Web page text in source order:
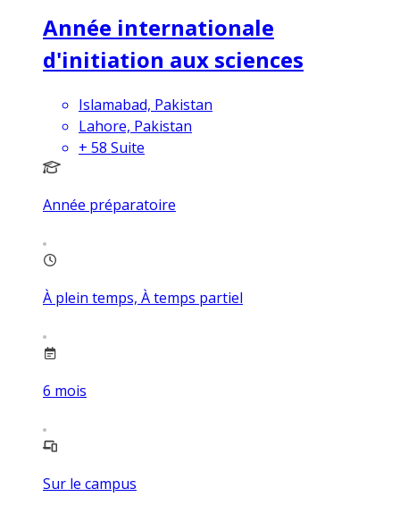
Année internationale
d'initiation aux sciences
Islamabad, Pakistan
Lahore, Pakistan
+ 58 Suite
Année préparatoire
À plein temps, À temps partiel
6 mois
Sur le campus